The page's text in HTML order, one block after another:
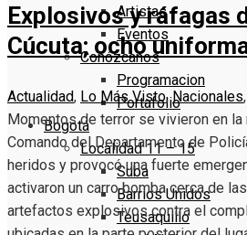
Artistas
Eventos
Conózcanos
Programacion
Portafolio
Bogotá
Localidad 11 – 15
Suba
Barrios Unidos
Teusaquillo
Explosivos y ráfagas
Cúcuta; ocho
Actualidad, Lo Más Visto,Nacionales,
Momentos de terror se vivieron en
Comando del Departamento de
heridos y provocó una fuerte
activaron un carro bomba cerca de
artefactos explosivos contra el